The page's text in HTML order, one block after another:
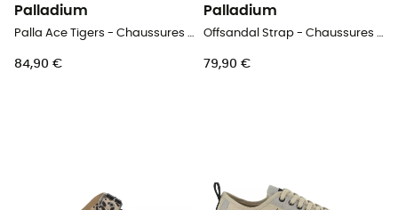
Palladium
84,90 €
Palladium
79,90 €